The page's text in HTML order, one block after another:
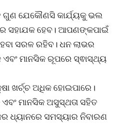
ଯେକୌଣସି କାର୍ଯ୍ୟକୁ ଭଲ
ସହାଯକ ହେବ। ଆପଣଙ୍କପାଇଁ
ସରଳ ରହିବ। ଧନ ଲାଭର
ଏବଂ ମାନସିକ ରୂପରେ ସ୍ଵାସ୍ଥ୍ୟ
ଖର୍ଚ୍ଚ ଅଧିକ ହୋଇପାରେ।
ମାନସିକ ଅସୁସ୍ଥତା ସହିତ
ଧ୍ୟାନରେ ସମସ୍ୟାର ନିବାରଣ